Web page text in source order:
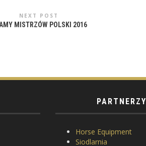
NEXT POST
MISTRZÓW POLSKI 2016
PARTNERZY
Horse Equipment
Siodlarnia